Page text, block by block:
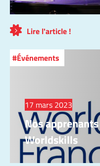
Lire l'article !
Événements
17 mars 2023
Nos
Worldskills